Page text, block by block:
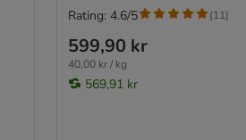
599,90 kr
40,00 kr / kg
569,91 kr
Rating: 4.6/5 (11)